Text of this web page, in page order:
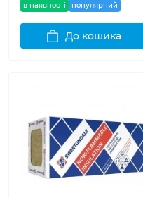
в наявності популярний
До кошика